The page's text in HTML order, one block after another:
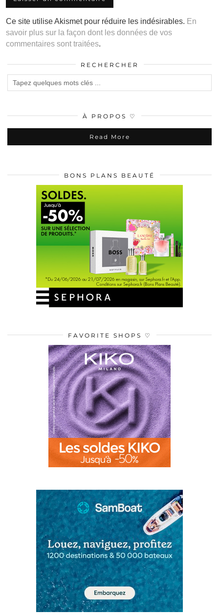
Ce site utilise Akismet pour réduire les indésirables. En
savoir plus sur la façon dont les données de vos
commentaires sont traitées.
RECHERCHER
À PROPOS ♡
Read More
BONS PLANS BEAUTÉ
FAVORITE SHOPS ♡